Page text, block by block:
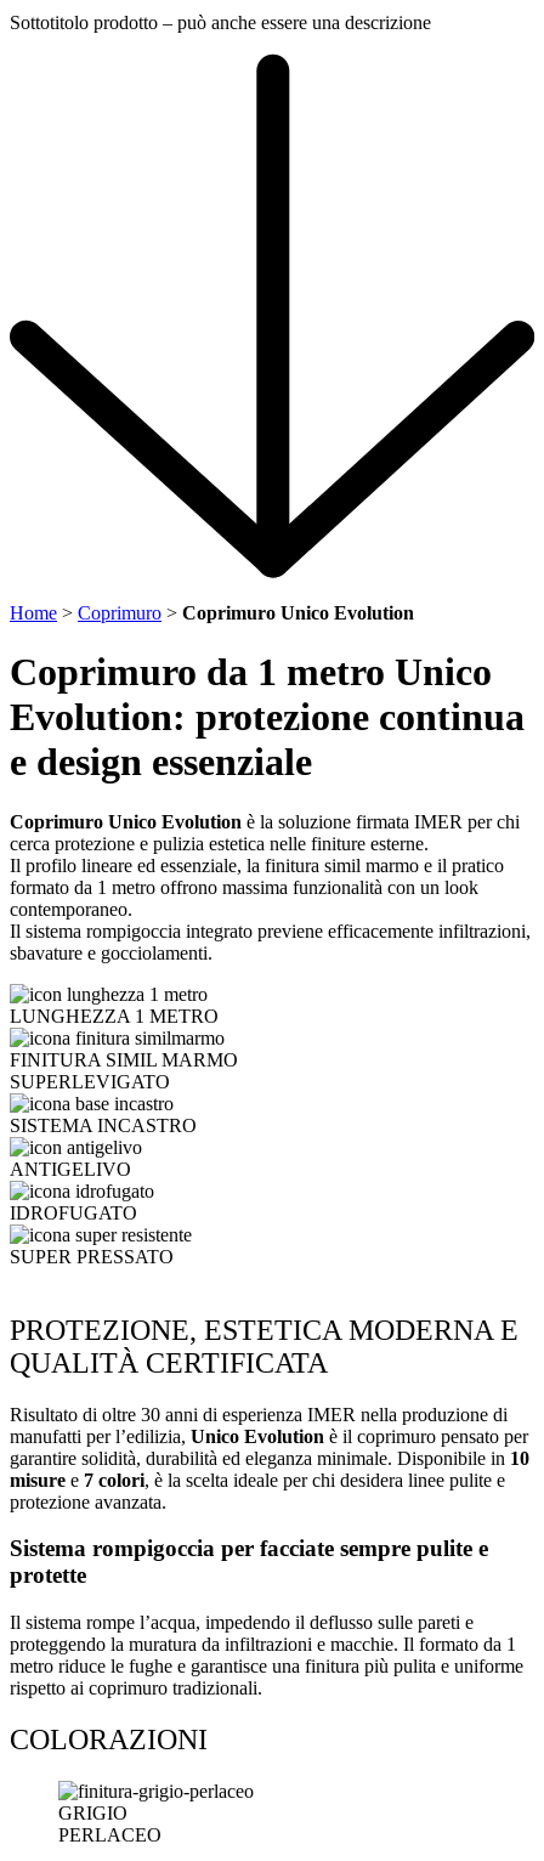
Sottotitolo prodotto – può anche essere una descrizione
Home > Coprimuro > Coprimuro Unico Evolution
Coprimuro da 1 metro Unico
Evolution: protezione continua
e design essenziale
Coprimuro Unico Evolution è la soluzione firmata IMER per chi
cerca protezione e pulizia estetica nelle finiture esterne.
Il profilo lineare ed essenziale, la finitura simil marmo e il pratico
formato da 1 metro offrono massima funzionalità con un look
contemporaneo.
Il sistema rompigoccia integrato previene efficacemente infiltrazioni,
sbavature e gocciolamenti.
LUNGHEZZA 1 METRO
FINITURA SIMIL MARMO
SUPERLEVIGATO
SISTEMA INCASTRO
ANTIGELIVO
IDROFUGATO
SUPER PRESSATO
PROTEZIONE, ESTETICA MODERNA E
QUALITÀ CERTIFICATA
Risultato di oltre 30 anni di esperienza IMER nella produzione di
manufatti per l’edilizia, Unico Evolution è il coprimuro pensato per
garantire solidità, durabilità ed eleganza minimale. Disponibile in 10
misure e 7 colori, è la scelta ideale per chi desidera linee pulite e
protezione avanzata.
Sistema rompigoccia per facciate sempre pulite e
protette
Il sistema rompe l’acqua, impedendo il deflusso sulle pareti e
proteggendo la muratura da infiltrazioni e macchie. Il formato da 1
metro riduce le fughe e garantisce una finitura più pulita e uniforme
rispetto ai coprimuro tradizionali.
COLORAZIONI
GRIGIO
PERLACEO